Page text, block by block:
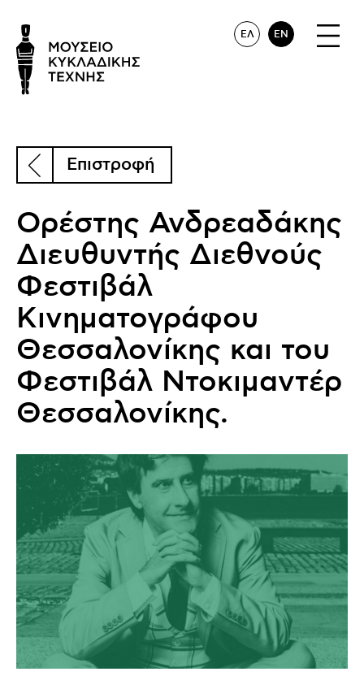
ΕΛ EN
Επιστροφή
Ορέστης Ανδρεαδάκης
Διευθυντής Διεθνούς
Φεστιβάλ
Κινηματογράφου
Θεσσαλονίκης και του
Φεστιβάλ Ντοκιμαντέρ
Θεσσαλονίκης.